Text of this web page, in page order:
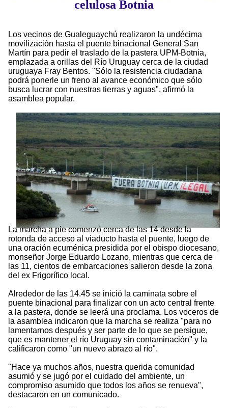
celulosa Botnia
Los vecinos de Gualeguaychú realizaron la undécima
movilización hasta el puente binacional General San
Martín para pedir el traslado de la pastera UPM-Botnia,
emplazada a orillas del Río Uruguay cerca de la ciudad
uruguaya Fray Bentos. "Sólo la resistencia ciudadana
podrá ponerle un freno al avance económico que sólo
busca lucrar con nuestras tierras y aguas", afirmó la
asamblea popular.
La marcha a pie comenzó cerca de las 14 desde la
rotonda de acceso al viaducto hasta el puente, luego de
una oración ecuménica presidida por el obispo diocesano,
monseñor Jorge Eduardo Lozano, mientras que cerca de
las 11, cientos de embarcaciones salieron desde la zona
del ex Frigorífico local.
Alrededor de las 14.45 se inició la caminata sobre el
puente binacional para finalizar con un acto central frente
a la pastera, donde se leerá una proclama. Los voceros de
la asamblea indicaron que la marcha se realiza "para no
lamentarnos después y ser parte de lo que se persigue,
que es mantener el río Uruguay sin contaminación" y la
calificaron como "un nuevo abrazo al río".
"Hace ya muchos años, nuestra querida comunidad
asumió y se jugó por el cuidado del ambiente, un
compromiso asumido que todos los años se renueva",
destacaron en un comunicado.